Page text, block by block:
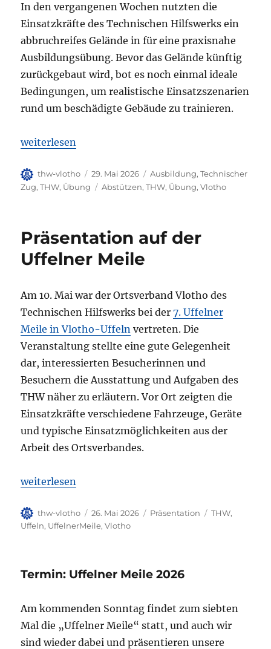
In den vergangenen Wochen nutzten die
Einsatzkräfte des Technischen Hilfswerks ein
abbruchreifes Gelände in für eine praxisnahe
Ausbildungsübung. Bevor das Gelände künftig
zurückgebaut wird, bot es noch einmal ideale
Bedingungen, um realistische Einsatzszenarien
rund um beschädigte Gebäude zu trainieren.
„THW Vlotho trainiert für den Ernstfall“
weiterlesen
Autor
thw-vlotho
Veröffentlicht
am
29. Mai 2026 Kategorien
Ausbildung,Technischer
Zug,THW, Übung Schlagwörter
Abstützen,THW, Übung,Vlotho
Präsentation auf der
Uffelner Meile
Am 10. Mai war der Ortsverband Vlotho des
Technischen Hilfswerks bei der7. Uffelner
Meile in Vlotho-Uffeln vertreten. Die
Veranstaltung stellte eine gute Gelegenheit
dar, interessierten Besucherinnen und
Besuchern die Ausstattung und Aufgaben des
THW näher zu erläutern. Vor Ort zeigten die
Einsatzkräfte verschiedene Fahrzeuge, Geräte
und typische Einsatzmöglichkeiten aus der
Arbeit des Ortsverbandes.
„Präsentation auf der Uffelner Meile“
weiterlesen
Autor
thw-vlotho
Veröffentlicht
am
26. Mai 2026 Kategorien
Präsentation Schlagwörter
THW,
Uffeln, UffelnerMeile,Vlotho
Termin: Uffelner Meile 2026
Am kommenden Sonntag findet zum siebten
Mal die „Uffelner Meile“ statt, und auch wir
sind wieder dabei und präsentieren unsere